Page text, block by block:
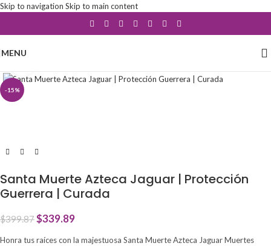
Skip to navigation Skip to main content
MENU
-15%
Santa Muerte Azteca Jaguar | Protección
Guerrera | Curada
$399.87$339.89
Honra tus raíces con la majestuosa Santa Muerte Azteca Jaguar Muertes